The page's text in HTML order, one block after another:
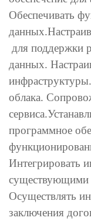
Обеспечивать
для поддержки
данных.
облака.
программное
Интегрировать
существующими
Осуществлять
заключения